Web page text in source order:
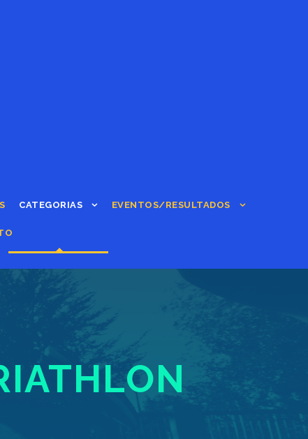
CATEGORIAS EVENTOS/RESULTADOS